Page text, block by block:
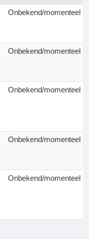
Onbekend/momenteel
Onbekend/momenteel
Onbekend/momenteel
Onbekend/momenteel
Onbekend/momenteel